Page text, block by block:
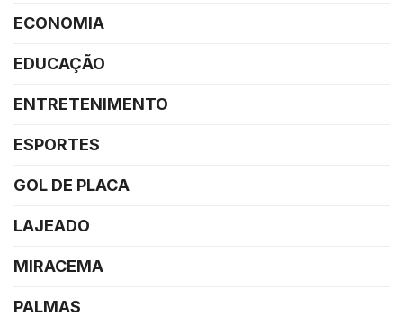
ECONOMIA
EDUCAÇÃO
ENTRETENIMENTO
ESPORTES
GOL DE PLACA
LAJEADO
MIRACEMA
PALMAS